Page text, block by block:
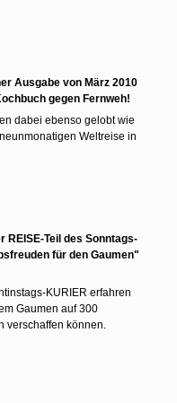
Ausgabe von März 2010
gegen Fernweh!
dabei ebenso gelobt wie
Weltreise in
REISE-Teil des Sonntags-
für den Gaumen"
KURIER erfahren
Gaumen auf 300
verschaffen können.